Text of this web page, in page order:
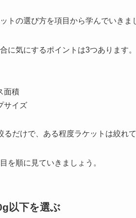
トの選び方を項目から学んでいきま
に気にするポイントは3つあります。
面積
サイズ
るだけで、ある程度ラケットは絞れて
を順に見ていきましょう。
以下を選ぶ